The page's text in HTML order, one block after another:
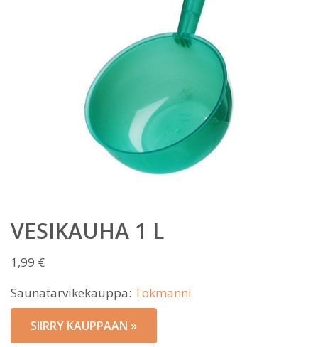
VESIKAUHA 1 L
1,99 €
Saunatarvikekauppa: Tokmanni
SIIRRY KAUPPAAN »